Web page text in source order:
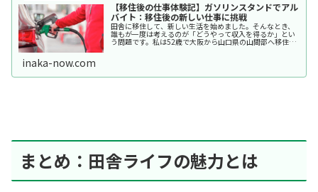
【移住後の仕事体験記】ガソリンスタンドでアル
バイト：移住後の新しい仕事に挑戦
田舎に移住して、新しい生活を始めました。そんなとき、
誰もが一度は考えるのが「どうやって収入を得るか」とい
う問題です。私は52歳で大阪から山口県の山間部へ移住
inaka-now.com
まとめ：田舎ライフの魅力とは